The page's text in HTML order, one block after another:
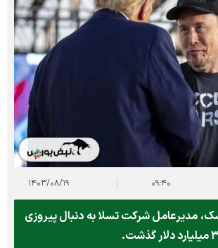
۰۹:۴۰ ۱۴۰۳/۰۸/۱۹
مدیرعامل شرکت تسلا به دنبال پیروزی